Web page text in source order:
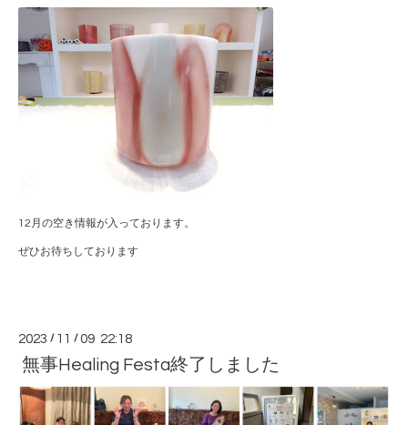
12月の空き情報が入っております。
ぜひお待ちしております
2023 / 11 /09 22:18
無事Healing Festa終了しました